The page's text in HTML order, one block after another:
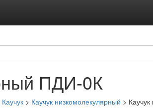
ПДИ-0К
Каучук > Каучук низкомолекулярный >